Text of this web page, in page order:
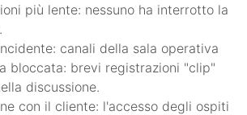
più lente: nessuno ha interrotto la
canali della sala operativa
bloccata: brevi registrazioni "clip"
discussione.
con il cliente: l'accesso degli ospiti